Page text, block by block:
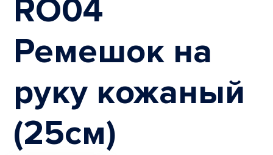
RO04
Ремешок на
руку кожаный
(25см)